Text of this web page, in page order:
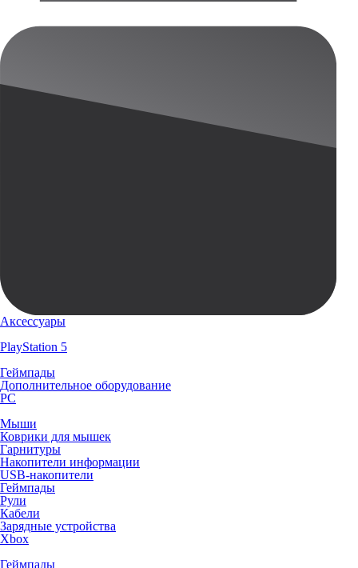
Аксессуары
PlayStation 5
Геймпады
Дополнительное оборудование
PC
Мыши
Коврики для мышек
Гарнитуры
Накопители информации
USB-накопители
Геймпады
Рули
Кабели
Зарядные устройства
Xbox
Геймпады